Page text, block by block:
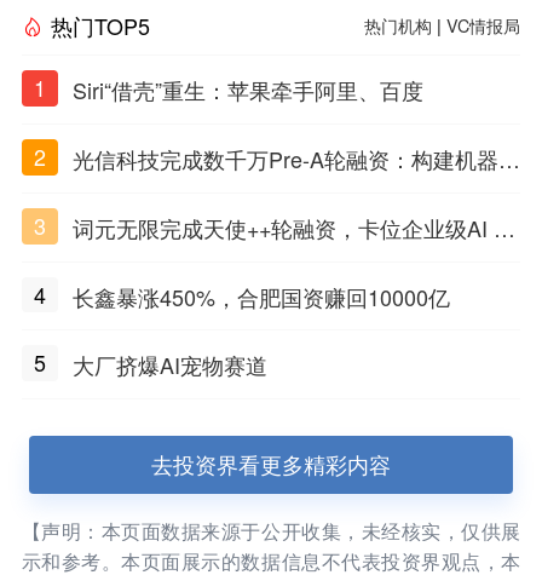
热门TOP5 热门机构 |VC情报局
1 Siri“借壳”重生：苹果牵手阿里、百度
2
光信科技完成数千万Pre-A轮融资：构建机器理
知闭环
3
词元无限完成天使++轮融资，卡位企业级AI Ag
4
长鑫暴涨450%，合肥国资赚回10000亿
5 大厂挤爆AI宠物赛道
去投资界看更多精彩内容
【声明：本页面数据来源于公开收集，未经核实，仅供展
示和参考。本页面展示的数据信息不代表投资界观点，本